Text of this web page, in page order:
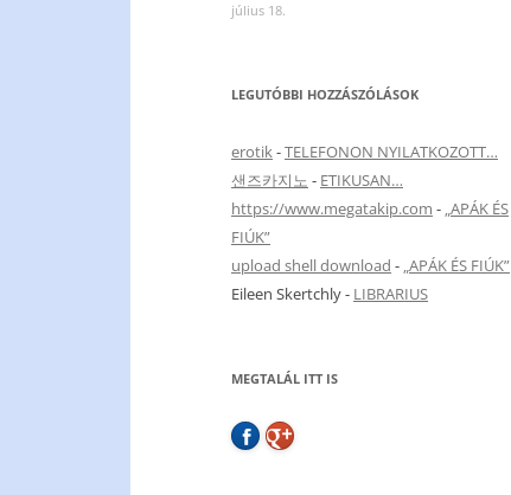
július 18.
LEGUTÓBBI HOZZÁSZÓLÁSOK
erotik-TELEFONON NYILATKOZOTT…
샌즈카지노 - ETIKUSAN…
https://www.megatakip.com - „APÁK ÉS
FIÚK”
upload shell download - „APÁK ÉS FIÚK”
Eileen Skertchly- LIBRARIUS
MEGTALÁL ITT IS